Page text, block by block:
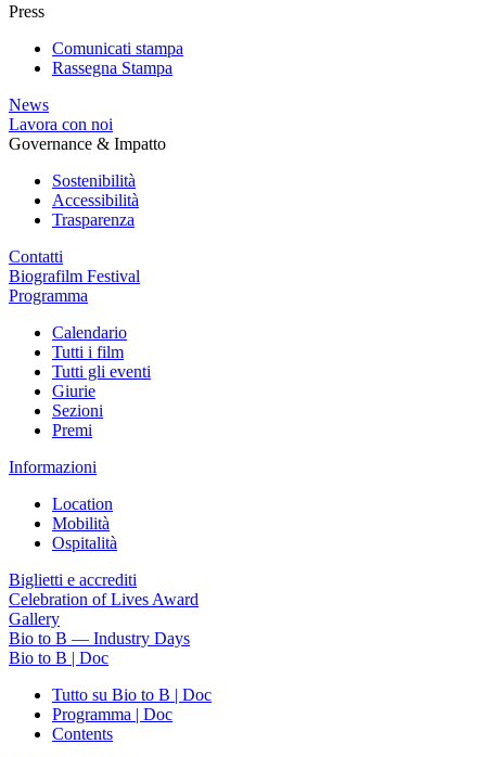
Press
Comunicati stampa
Rassegna Stampa
News
Lavora con noi
Governance & Impatto
Sostenibilità
Accessibilità
Trasparenza
Contatti
Biografilm Festival
Programma
Calendario
Tutti i film
Tutti gli eventi
Giurie
Sezioni
Premi
Informazioni
Location
Mobilità
Ospitalità
Biglietti e accrediti
Celebration of Lives Award
Gallery
Bio to B — Industry Days
Bio to B | Doc
Tutto su Bio to B | Doc
Programma | Doc
Contents